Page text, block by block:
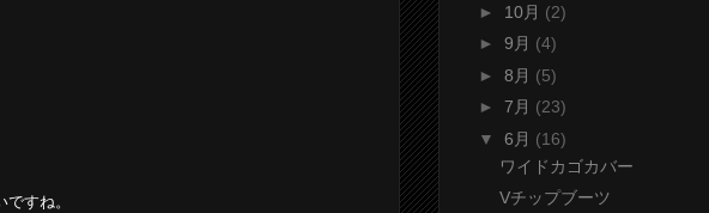
すね。
► 10月 (2)
► 9月 (4)
► 8月 (5)
► 7月 (23)
▼ 6月 (16)
ワイドカゴカバー
Vチップブーツ